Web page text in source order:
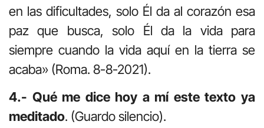
en las dificultades, solo Él da al corazón esa
paz que busca, solo Él da la vida para
siempre cuando la vida aquí en la tierra se
acaba» (Roma. 8-8-2021).
4.- Qué me dice hoy a mí este texto ya
meditado. (Guardo silencio).